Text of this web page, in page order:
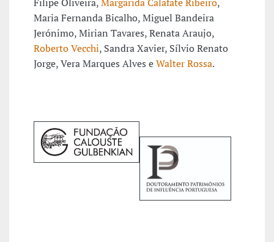
Maria Fernanda Bicalho, Miguel Bandeira
Jerónimo, Mirian Tavares, Renata Araujo,
Roberto Vecchi, Sandra Xavier, Sílvio Renato
Jorge, Vera Marques Alves eWalter Rossa.